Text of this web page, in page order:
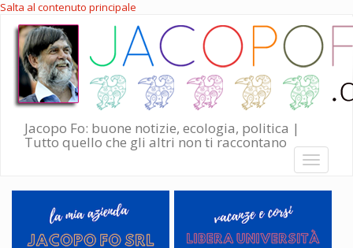
Salta al contenuto principale
Jacopo Fo: buone notizie, ecologia, politica |
Tutto quello che gli altri non ti raccontano
Toggle